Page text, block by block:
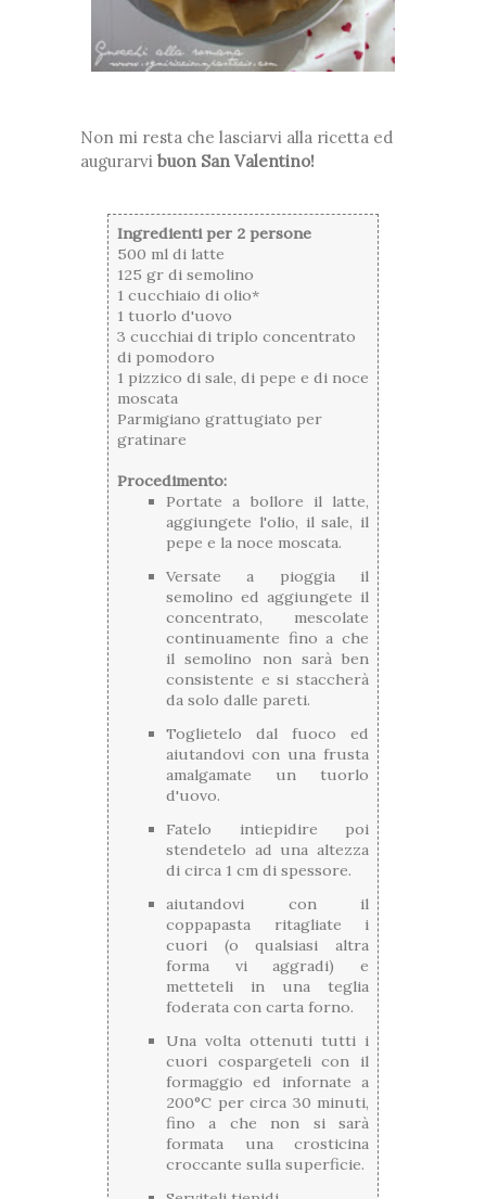
Non mi resta che lasciarvi alla ricetta ed
augurarvi buon San Valentino!
Ingredienti per 2 persone
500 ml di latte
125 gr di semolino
1 cucchiaio di olio*
1 tuorlo d'uovo
3 cucchiai di triplo concentrato
di pomodoro
1 pizzico di sale, di pepe e di noce
moscata
Parmigiano grattugiato per
gratinare
Procedimento:
Portate a bollore il latte,
aggiungete l'olio, il sale, il
pepe e la noce moscata.
Versate a pioggia il
semolino ed aggiungete il
concentrato, mescolate
continuamente fino a che
il semolino non sarà ben
consistente e si staccherà
da solo dalle pareti.
Toglietelo dal fuoco ed
aiutandovi con una frusta
amalgamate un tuorlo
d'uovo.
Fatelo intiepidire poi
stendetelo ad una altezza
di circa 1 cm di spessore.
aiutandovi con il
coppapasta ritagliate i
cuori (o qualsiasi altra
forma vi aggradi) e
metteteli in una teglia
foderata con carta forno.
Una volta ottenuti tutti i
cuori cospargeteli con il
formaggio ed infornate a
200°C per circa 30 minuti,
fino a che non si sarà
formata una crosticina
croccante sulla superficie.